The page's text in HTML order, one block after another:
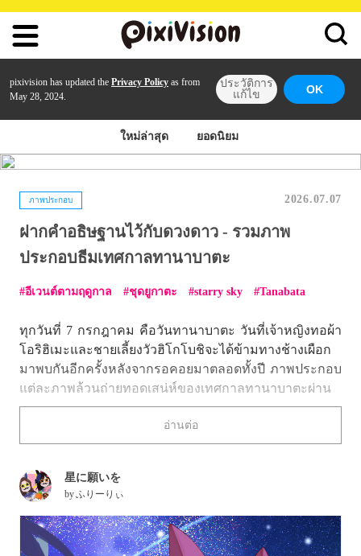
pixivision has updated the Privacy Policy as from
May 28, 2024.
ประวัติการ
แก้ไข
OK
ใหม่ล่าสุด ยอดนิยม
ภาพประกอบ 2026.07.07
ฝากคำอธิษฐานไว้กับดวงดาว - รวมภาพ
ประกอบธีมเทศกาลทานาบาตะ
อีเวนต์ตามฤดูกาล ชุดยูกาตะ starry sky Tanabata
ทุกวันที่ 7 กรกฎาคม คือวันทานาบาตะ วันที่เจ้าหญิงทอผ้า
โอริฮิเมะและชายเลี้ยงวัวฮิโกโบชิจะได้ข้ามทางช้างเผือก
มาพบกันอีกครั้งหลังจากรอคอยมาตลอดทั้งปี ภาพประกอบ
แต่ละภาพล้วนถ่ายทอดเสน่ห์ของเทศกาลทานาบาตะผ่าน
แผ่นคำอธิษฐานที่พลิ้วไหวบนกิ่งไผ่ ทางช้างเผือกที่ส่อง
ประกายกลางท้องฟ้ายามค่ำคืน และเหล่าตัวละครที่กำลัง
ขอพรกับดวงดาว ทำให้เกิดเป็นบรรยากาศที่ทั้งโรแมนติก
ครั้งนี้ เราได้รวบรวมภาพประกอบธีมทานาบาตะมาให้ทุก
คนได้สัมผัสถึงเสน่ห์ไปพร้อมกัน เชิญรับชมได้เลย!
อ่านต่อ
星に願いを
byふりーりぃ